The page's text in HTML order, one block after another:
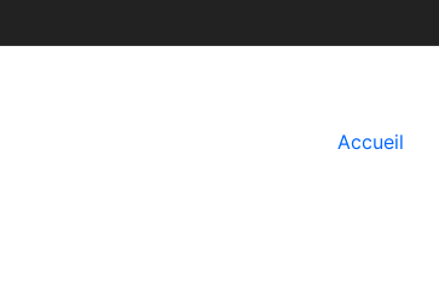
Accueil